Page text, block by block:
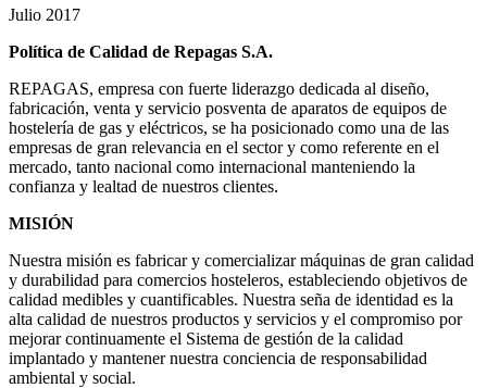
Julio 2017
Política de Calidad de Repagas S.A.
REPAGAS, empresa con fuerte liderazgo dedicada al diseño,
fabricación, venta y servicio posventa de aparatos de equipos de
hostelería de gas y eléctricos, se ha posicionado como una de las
empresas de gran relevancia en el sector y como referente en el
mercado, tanto nacional como internacional manteniendo la
confianza y lealtad de nuestros clientes.
MISIÓN
Nuestra misión es fabricar y comercializar máquinas de gran calidad
y durabilidad para comercios hosteleros, estableciendo objetivos de
calidad medibles y cuantificables. Nuestra seña de identidad es la
alta calidad de nuestros productos y servicios y el compromiso por
mejorar continuamente el Sistema de gestión de la calidad
implantado y mantener nuestra conciencia de responsabilidad
ambiental y social.